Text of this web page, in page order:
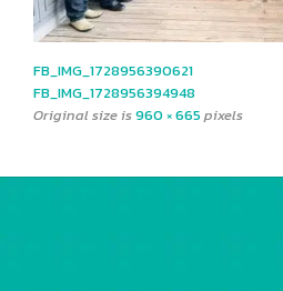
FB_IMG_1728956390621
FB_IMG_1728956394948
Original size is960 × 665 pixels